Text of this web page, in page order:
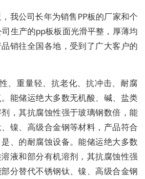
，我公司长年为销售PP板的厂家和个
司生产的pp板板面光滑平整，厚薄均
销往全国各地，受到了广大客户的
、重量轻、抗老化、抗冲击、耐腐
能储运绝大多数无机酸、碱、盐类
，其抗腐蚀性强于玻璃钢数倍，能
镍、高级合金钢等材料，产品符合
、的耐腐蚀设备。能储运绝大多数
液和部分有机溶剂，其抗腐蚀性强
分替代不锈钢钛、镍、高级合金钢